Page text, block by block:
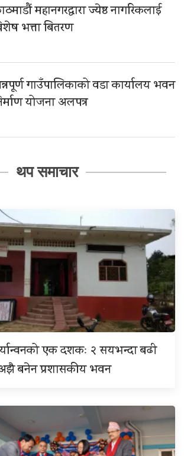
महानगरद्वारा ज्येष्ठ नागरिकलाई
भत्ता बितरण
गाउँपालिकाको वडा कार्यालय भवन
योजना अलपत्र
थप समाचार
एक दशकः २ सयभन्दा बढी
बनेन प्रशासकीय भवन